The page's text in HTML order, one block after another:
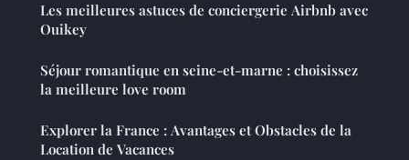
Les meilleures astuces de conciergerie Airbnb avec
Ouikey
Séjour romantique en seine-et-marne : choisissez
la meilleure love room
Explorer la France : Avantages et Obstacles de la
Location de Vacances